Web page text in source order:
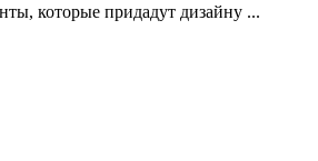
которые придадут дизайну ...